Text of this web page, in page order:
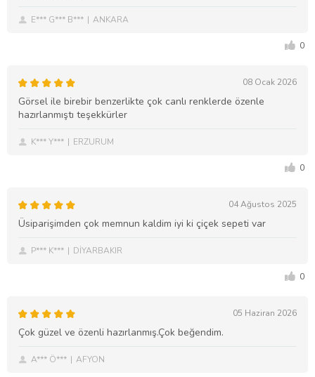
E*** G*** B*** ANKARA
0
08 Ocak 2026
Görsel ile birebir benzerlikte çok canlı renklerde özenle
hazırlanmıştı teşekkürler
K*** Y*** ERZURUM
0
04 Ağustos 2025
Üsiparişimden çok memnun kaldim iyi ki çiçek sepeti var
P*** K*** DİYARBAKIR
0
05 Haziran 2026
Çok güzel ve özenli hazırlanmış.Çok beğendim.
A*** Ö*** AFYON